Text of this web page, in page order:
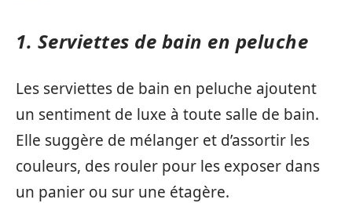
1. Serviettes de bain en peluche
Les serviettes de bain en peluche ajoutent
un sentiment de luxe à toute salle de bain.
Elle suggère de mélanger et d’assortir les
couleurs, des rouler pour les exposer dans
un panier ou sur une étagère.